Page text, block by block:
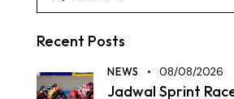
Recent Posts
NEWS 08/08/2026
Jadwal Sprint